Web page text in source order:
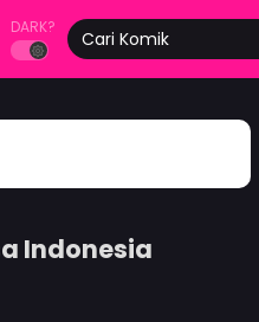
DARK?
Indonesia